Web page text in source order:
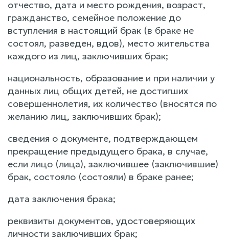
отчество, дата и место рождения, возраст,
гражданство, семейное положение до
вступления в настоящий брак (в браке не
состоял, разведен, вдов), место жительства
каждого из лиц, заключивших брак;
национальность, образование и при наличии у
данных лиц общих детей, не достигших
совершеннолетия, их количество (вносятся по
желанию лиц, заключивших брак);
сведения о документе, подтверждающем
прекращение предыдущего брака, в случае,
если лицо (лица), заключившее (заключившие)
брак, состояло (состояли) в браке ранее;
дата заключения брака;
реквизиты документов, удостоверяющих
личности заключивших брак;